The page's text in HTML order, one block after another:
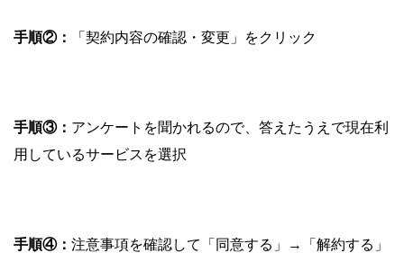
手順②： 「契約内容の確認・変更」をクリック
手順③： アンケートを聞かれるので、答えたうえで現在利
用しているサービスを選択
手順④： 注意事項を確認して「同意する」→「解約する」